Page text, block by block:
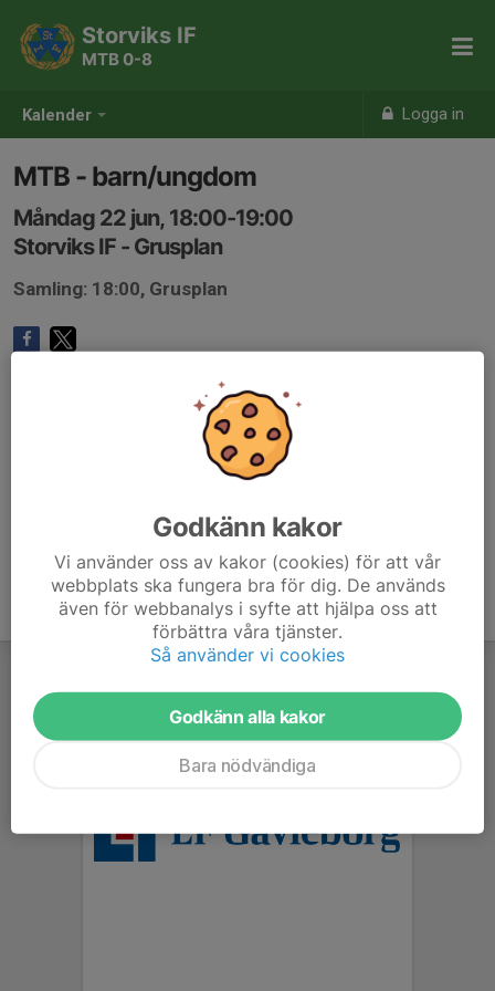
Kalender Logga in
Storviks IF
MTB 0-8
MTB - barn/ungdom
Måndag 22 jun, 18:00-19:00
Storviks IF - Grusplan
Samling: 18:00, Grusplan
Godkänn kakor
Vi använder oss av kakor (cookies) för att vår
webbplats ska fungera bra för dig. De används
även för webbanalys i syfte att hjälpa oss att
förbättra våra tjänster.
Så använder vi cookies
Godkänn alla kakor
Bara nödvändiga